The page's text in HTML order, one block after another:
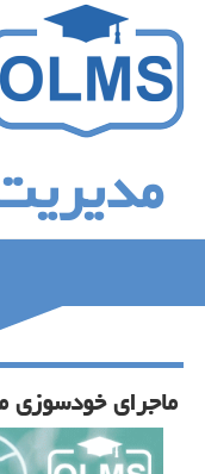
ماجرای خودسوزی